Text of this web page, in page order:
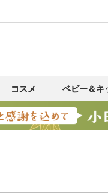
コスメ ベビー＆キ